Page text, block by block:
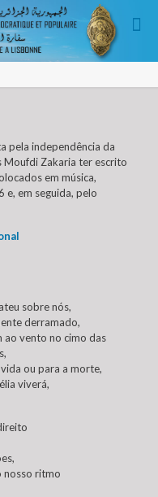
pela independência da
Moufdi Zakaria ter escrito
em música,
em seguida, pelo
sobre nós,
derramado,
ao vento no cimo das
ou para a morte,
viverá,
nosso ritmo